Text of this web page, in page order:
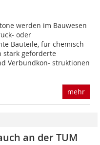
werden im Bauwesen
oder
Bauteile, für chemisch
stark geforderte
Verbundkon- struktionen
mehr
an der TUM